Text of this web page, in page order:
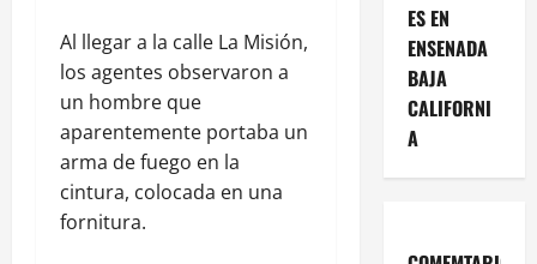
Al llegar a la calle La Misión,
los agentes observaron a
un hombre que
aparentemente portaba un
arma de fuego en la
cintura, colocada en una
fornitura.
ES EN
ENSENADA
BAJA
CALIFORNI
A